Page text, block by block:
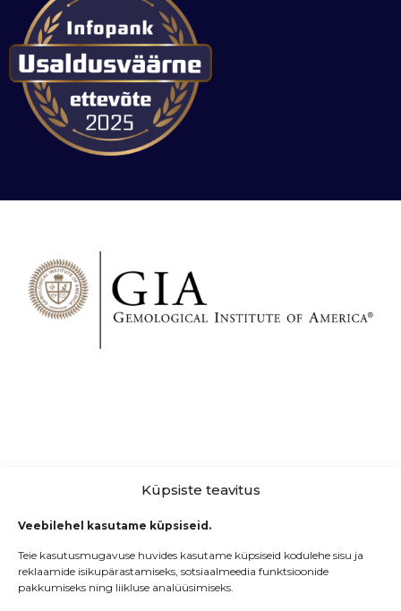
Küpsiste teavitus
Veebilehel kasutame küpsiseid.
Teie kasutusmugavuse huvides kasutame küpsiseid kodulehe sisu ja
reklaamide isikupärastamiseks, sotsiaalmeedia funktsioonide
pakkumiseks ning liikluse analüüsimiseks.